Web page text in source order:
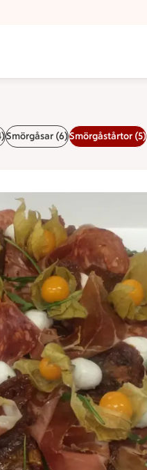
Smörgåsar (6)Smörgåstårtor (5)